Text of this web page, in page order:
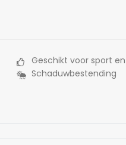
Geschikt voor sport
Schaduwbestending